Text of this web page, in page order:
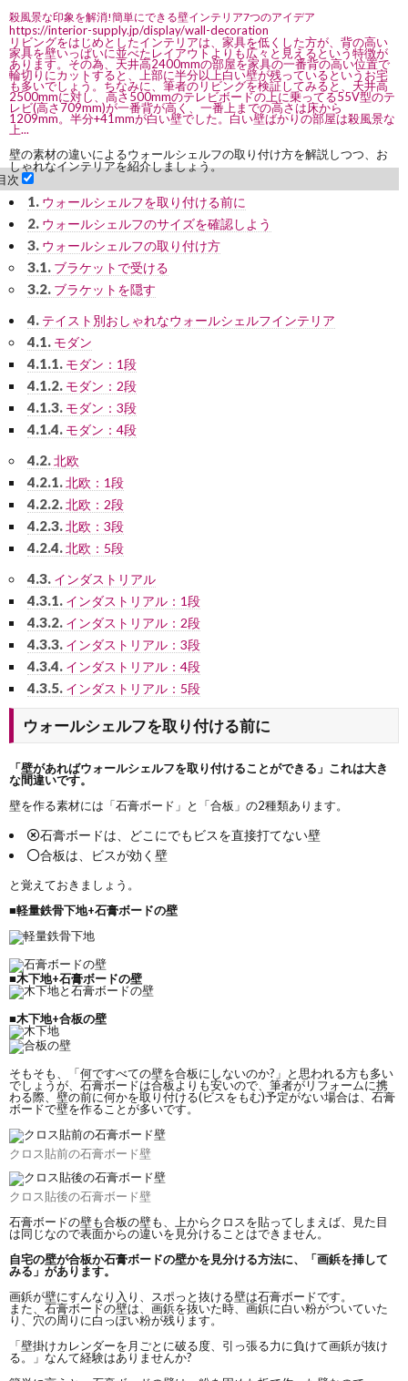
殺風景な印象を解消!簡単にできる壁インテリア7つのアイデア
https://interior-supply.jp/display/wall-decoration
リビングをはじめとしたインテリアは、家具を低くした方が、背の高い
家具を壁いっぱいに並べたレイアウトよりも広々と見えるという特徴が
あります。その為、天井高2400mmの部屋を家具の一番背の高い位置で
輪切りにカットすると、上部に半分以上白い壁が残っているというお宅
も多いでしょう。ちなみに、筆者のリビングを検証してみると、天井高
2500mmに対し、高さ500mmのテレビボードの上に乗ってる55V型のテ
レビ(高さ709mm)が一番背が高く、一番上までの高さは床から
1209mm。半分+41mmが白い壁でした。白い壁ばかりの部屋は殺風景な
上...
壁の素材の違いによるウォールシェルフの取り付け方を解説しつつ、お
しゃれなインテリアを紹介しましょう。
次
1. ウォールシェルフを取り付ける前に
2. ウォールシェルフのサイズを確認しよう
3. ウォールシェルフの取り付け方
3.1. ブラケットで受ける
3.2. ブラケットを隠す
4. テイスト別おしゃれなウォールシェルフインテリア
4.1. モダン
4.1.1. モダン：1段
4.1.2. モダン：2段
4.1.3. モダン：3段
4.1.4. モダン：4段
4.2.北欧
4.2.1.北欧：1段
4.2.2.北欧：2段
4.2.3.北欧：3段
4.2.4.北欧：5段
4.3. インダストリアル
4.3.1. インダストリアル：1段
4.3.2. インダストリアル：2段
4.3.3. インダストリアル：3段
4.3.4. インダストリアル：4段
4.3.5. インダストリアル：5段
ウォールシェルフを取り付ける前に
「壁があればウォールシェルフを取り付けることができる」これは大き
な間違いです。
壁を作る素材には「石膏ボード」と「合板」の2種類あります。
石膏ボードは、どこにでもビスを直接打てない壁
合板は、ビスが効く壁
と覚えておきましょう。
■軽量鉄骨下地+石膏ボードの壁
■木下地+石膏ボードの壁
■木下地+合板の壁
そもそも、「何ですべての壁を合板にしないのか?」と思われる方も多い
でしょうが、石膏ボードは合板よりも安いので、筆者がリフォームに携
わる際、壁の前に何かを取り付ける(ビスをもむ)予定がない場合は、石膏
ボードで壁を作ることが多いです。
クロス貼前の石膏ボード壁
クロス貼後の石膏ボード壁
石膏ボードの壁も合板の壁も、上からクロスを貼ってしまえば、見た目
は同じなので表面からの違いを見分けることはできません。
自宅の壁が合板か石膏ボードの壁かを見分ける方法に、「画鋲を挿して
みる」があります。
画鋲が壁にすんなり入り、スポっと抜ける壁は石膏ボードです。
また、石膏ボードの壁は、画鋲を抜いた時、画鋲に白い粉がついていた
り、穴の周りに白っぽい粉が残ります。
「壁掛けカレンダーを月ごとに破る度、引っ張る力に負けて画鋲が抜け
る。」なんて経験はありませんか?